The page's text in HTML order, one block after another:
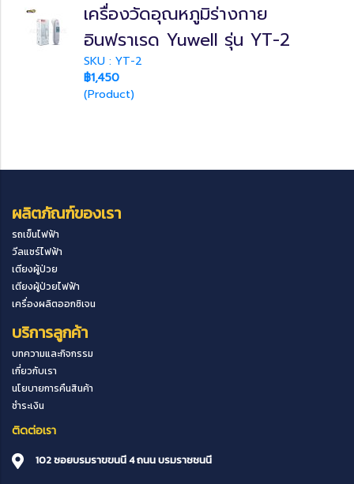
เครื่องวัดอุณหภูมิร่างกาย
อินฟราเรด Yuwell รุ่น YT-2
SKU : YT-2
฿1,450
(Product)
ผลิตภัณฑ์ของเรา
รถเข็นไฟฟ้า
วีลแชร์ไฟฟ้า
เตียงผู้ป่วย
เตียงผู้ป่วยไฟฟ้า
เครื่องผลิตออกซิเจน
บริการลูกค้า
บทความและกิจกรรม
เกี่ยวกับเรา
นโยบายการคืนสินค้า
ชำระเงิน
ติดต่อเรา
102 ซอยบรมราขขนนี 4 ถนน บรมราชชนนี